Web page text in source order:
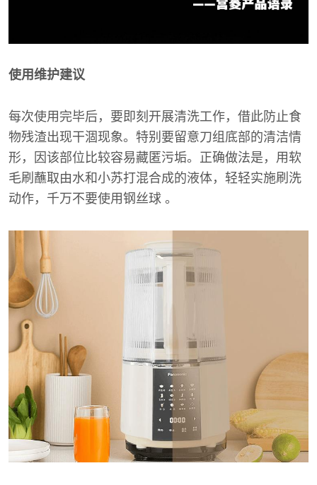
使用维护建议
每次使用完毕后，要即刻开展清洗工作，借此防止食
物残渣出现干涸现象。特别要留意刀组底部的清洁情
形，因该部位比较容易藏匿污垢。正确做法是，用软
毛刷蘸取由水和小苏打混合成的液体，轻轻实施刷洗
动作，千万不要使用钢丝球 。